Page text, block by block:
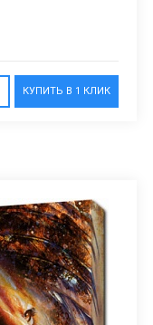
КУПИТЬ В 1 КЛИК